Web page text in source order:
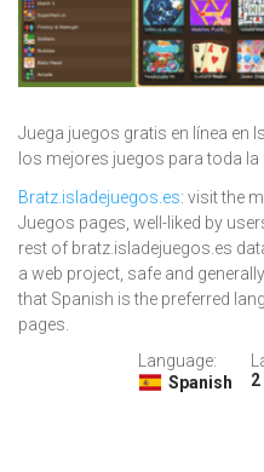
Juega juegos gratis en línea en
los mejores juegos para toda la
Bratz.isladejuegos.es: visit the
Juegos pages, well-liked by
rest of bratz.isladejuegos.es
a web project, safe and
that Spanish is the preferred
pages.
Language:
Spanish